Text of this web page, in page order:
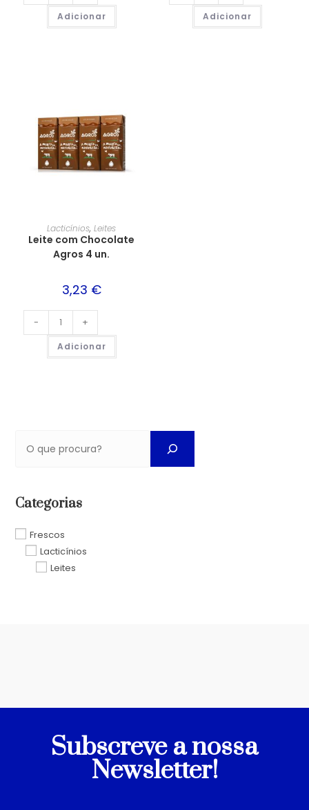
Adicionar Adicionar
Lacticínios,Leites
Leite com Chocolate
Agros 4 un.
3,23 €
- +
Adicionar
Categorias
Frescos
Lacticínios
Leites
Subscreve a nossa
Newsletter!